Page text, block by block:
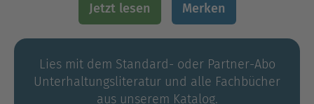
Jetzt lesen Merken
Lies mit dem Standard- oder Partner-Abo
Unterhaltungs­literatur und alle Fachbücher
aus unserem Katalog.